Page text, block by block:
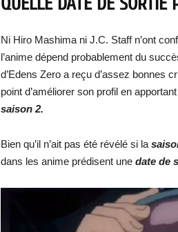
Ni Hiro Mashima ni J.C. Staff n’ont
l’anime dépend probablement du
d’Edens Zero a reçu d’assez bonnes
point d’améliorer son profil en
saison 2.
Bien qu’il n’ait pas été révélé si la
dans les anime prédisent une date de